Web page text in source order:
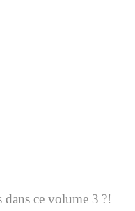
ce volume 3 ?!